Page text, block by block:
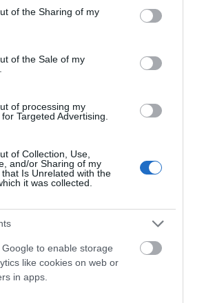
or usage behaviour. You may click to
to Google and its third-party tags to
specified purposes in below Google
of the Sharing of my
of the Sale of my
of processing my
Targeted Advertising.
of Collection, Use,
and/or Sharing of my
Is Unrelated with the
it was collected.
to enable storage
like cookies on web or
in apps.
CUANDO LA BICICLETA TAMBIÉN
bicicleta de por medio,...
RACE 2026 ABRIÓ LA COPA
2026 EN TORREORGAZ